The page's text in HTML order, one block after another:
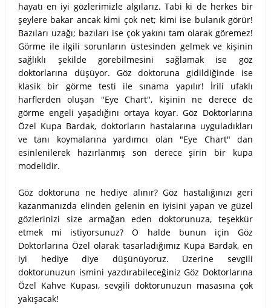
hayatı en iyi gözlerimizle algılarız. Tabi ki de herkes bir
şeylere bakar ancak kimi çok net; kimi ise bulanık görür!
Bazıları uzağı; bazıları ise çok yakını tam olarak göremez!
Görme ile ilgili sorunların üstesinden gelmek ve kişinin
sağlıklı şekilde görebilmesini sağlamak ise göz
doktorlarına düşüyor. Göz doktoruna gidildiğinde ise
klasik bir görme testi ile sınama yapılır! İrili ufaklı
harflerden oluşan "Eye Chart", kişinin ne derece de
görme engeli yaşadığını ortaya koyar. Göz Doktorlarına
Özel Kupa Bardak, doktorların hastalarına uyguladıkları
ve tanı koymalarına yardımcı olan "Eye Chart" dan
esinlenilerek hazırlanmış son derece şirin bir kupa
modelidir.
Göz doktoruna ne hediye alınır? Göz hastalığınızı geri
kazanmanızda elinden gelenin en iyisini yapan ve güzel
gözlerinizi size armağan eden doktorunuza, teşekkür
etmek mi istiyorsunuz? O halde bunun için Göz
Doktorlarına Özel olarak tasarladığımız Kupa Bardak, en
iyi hediye diye düşünüyoruz. Üzerine sevgili
doktorunuzun ismini yazdırabileceğiniz Göz Doktorlarına
Özel Kahve Kupası, sevgili doktorunuzun masasına çok
yakışacak!